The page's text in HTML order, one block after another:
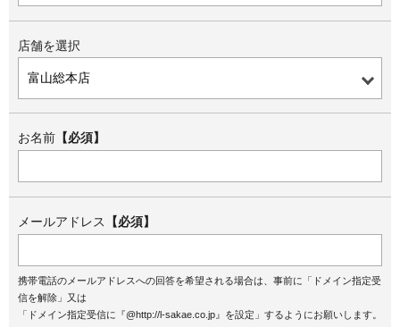
店舗を選択
お名前 【必須】
メールアドレス 【必須】
携帯電話のメールアドレスへの回答を希望される場合は、事前に「ドメイン指定受
信を解除」又は
「ドメイン指定受信に『@http://l-sakae.co.jp』を設定」するようにお願いします。